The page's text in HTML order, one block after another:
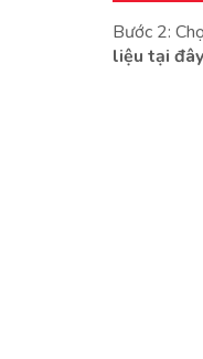
Bước 2:
liệu tại